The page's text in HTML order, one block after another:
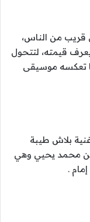
من الناس،
قيمته، لتتحول
تعكسه موسيقى
بلاش طيبة
محمد يحيي وهي
.